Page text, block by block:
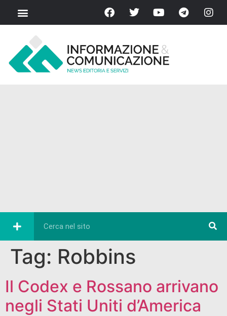
Tag: Robbins
Il Codex e Rossano arrivano
negli Stati Uniti d’America